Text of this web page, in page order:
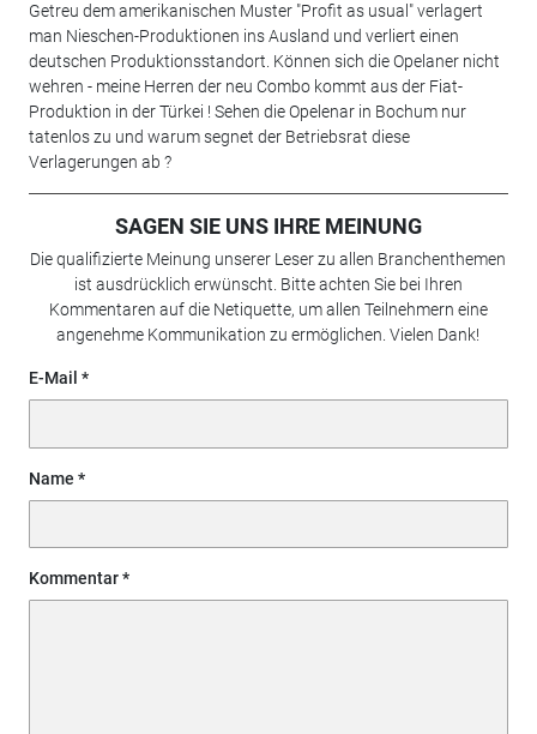
Getreu dem amerikanischen Muster "Profit as usual" verlagert
man Nieschen-Produktionen ins Ausland und verliert einen
deutschen Produktionsstandort. Können sich die Opelaner nicht
wehren - meine Herren der neu Combo kommt aus der Fiat-
Produktion in der Türkei ! Sehen die Opelenar in Bochum nur
tatenlos zu und warum segnet der Betriebsrat diese
Verlagerungen ab ?
SAGEN SIE UNS IHRE MEINUNG
Die qualifizierte Meinung unserer Leser zu allen Branchenthemen
ist ausdrücklich erwünscht. Bitte achten Sie bei Ihren
Kommentaren auf die Netiquette, um allen Teilnehmern eine
angenehme Kommunikation zu ermöglichen. Vielen Dank!
E-Mail
Name
Kommentar